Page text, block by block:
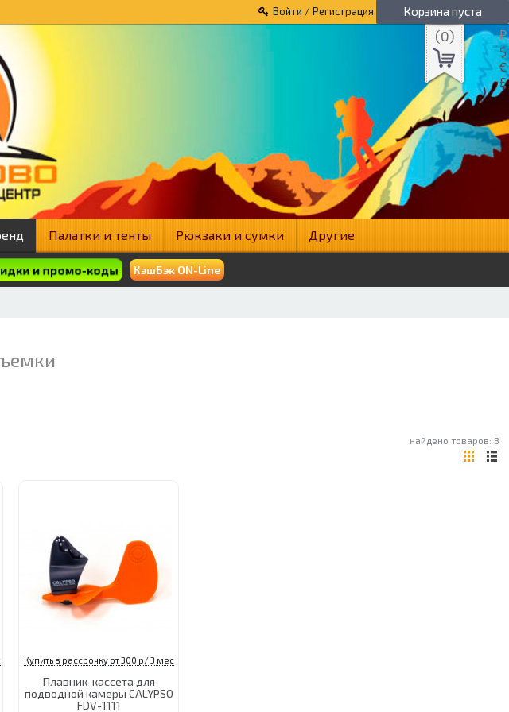
Войти / Регистрация Корзина пуста
(0) ₽
$
€
£
Палатки и тенты Рюкзаки и сумки Другие
и промо-коды КэшБэк ON-Line
найдено товаров: 3
Купить в рассрочку от 300 р/ 3 мес
Плавник-кассета для
подводной камеры CALYPSO
FDV-1111